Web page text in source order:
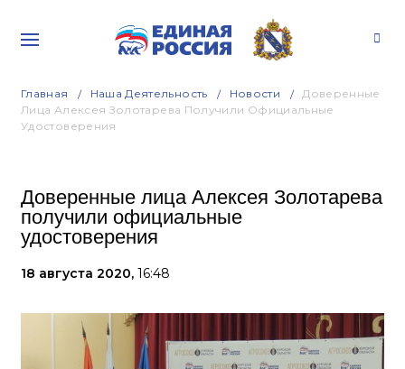
Главная Наша Деятельность Новости
Доверенные
Лица Алексея Золотарева Получили Официальные
Удостоверения
Доверенные лица Алексея Золотарева
получили официальные
удостоверения
18 августа 2020, 16:48